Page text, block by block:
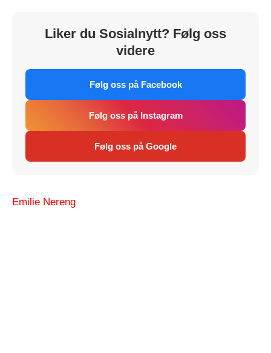
Liker du Sosialnytt? Følg oss
videre
Følg oss på Facebook
Følg oss på Instagram
Følg oss på Google
Emilie Nereng